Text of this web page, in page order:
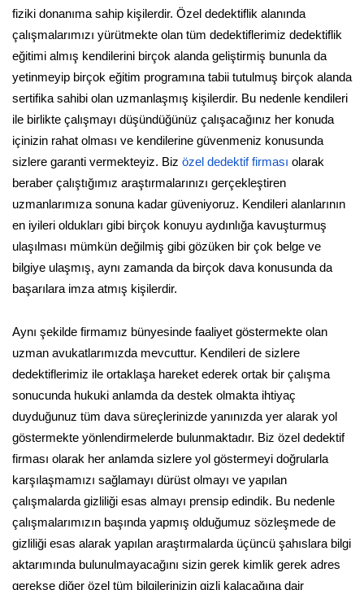
fiziki donanıma sahip kişilerdir. Özel dedektiflik alanında
çalışmalarımızı yürütmekte olan tüm dedektiflerimiz dedektiflik
eğitimi almış kendilerini birçok alanda geliştirmiş bununla da
yetinmeyip birçok eğitim programına tabii tutulmuş birçok alanda
sertifika sahibi olan uzmanlaşmış kişilerdir. Bu nedenle kendileri
ile birlikte çalışmayı düşündüğünüz çalışacağınız her konuda
içinizin rahat olması ve kendilerine güvenmeniz konusunda
sizlere garanti vermekteyiz. Biz özel dedektif firması olarak
beraber çalıştığımız araştırmalarınızı gerçekleştiren
uzmanlarımıza sonuna kadar güveniyoruz. Kendileri alanlarının
en iyileri oldukları gibi birçok konuyu aydınlığa kavuşturmuş
ulaşılması mümkün değilmiş gibi gözüken bir çok belge ve
bilgiye ulaşmış, aynı zamanda da birçok dava konusunda da
başarılara imza atmış kişilerdir.
Aynı şekilde firmamız bünyesinde faaliyet göstermekte olan
uzman avukatlarımızda mevcuttur. Kendileri de sizlere
dedektiflerimiz ile ortaklaşa hareket ederek ortak bir çalışma
sonucunda hukuki anlamda da destek olmakta ihtiyaç
duyduğunuz tüm dava süreçlerinizde yanınızda yer alarak yol
göstermekte yönlendirmelerde bulunmaktadır. Biz özel dedektif
firması olarak her anlamda sizlere yol göstermeyi doğrularla
karşılaşmamızı sağlamayı dürüst olmayı ve yapılan
çalışmalarda gizliliği esas almayı prensip edindik. Bu nedenle
çalışmalarımızın başında yapmış olduğumuz sözleşmede de
gizliliği esas alarak yapılan araştırmalarda üçüncü şahıslara bilgi
aktarımında bulunulmayacağını sizin gerek kimlik gerek adres
gerekse diğer özel tüm bilgilerinizin gizli kalacağına dair